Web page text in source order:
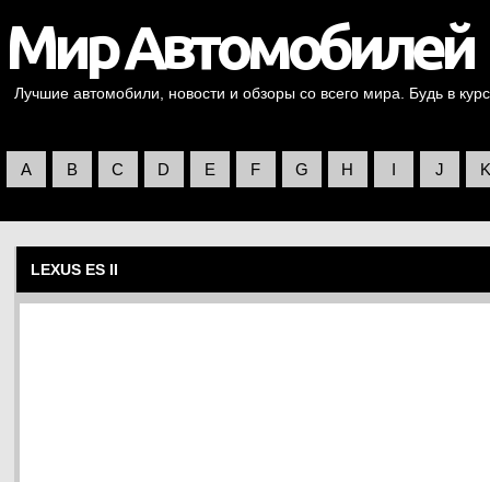
Лучшие автомобили, новости и обзоры со всего мира. Будь в
A B C D E F G H I J K
LEXUS ES II